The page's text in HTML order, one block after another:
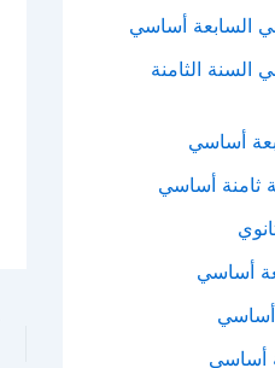
السابعة أساسي
السنة الثامنة
أساسي
أساسي
أساسي
أساسي
أساسي